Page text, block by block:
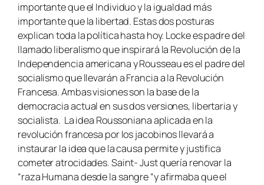
importante que el Individuo y la igualdad más
importante que la libertad. Estas dos posturas
explican toda la política hasta hoy. Locke es padre del
llamado liberalismo que inspirará la Revolución de la
Independencia americana y Rousseau es el padre del
socialismo que llevarán a Francia a la Revolución
Francesa. Ambas visiones son la base de la
democracia actual en sus dos versiones, libertaria y
socialista. La idea Roussoniana aplicada en la
revolución francesa por los jacobinos llevará a
instaurar la idea que la causa permite y justifica
cometer atrocidades. Saint- Just quería renovar la
“raza Humana desde la sangre “y afirmaba que el